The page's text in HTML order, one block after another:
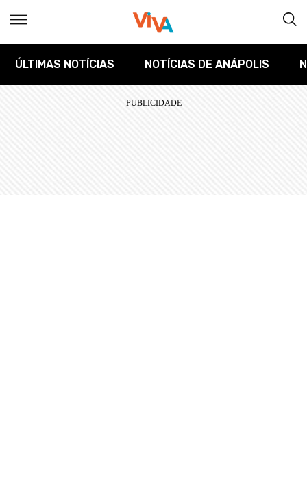
ÚLTIMAS NOTÍCIAS NOTÍCIAS DE ANÁPOLIS